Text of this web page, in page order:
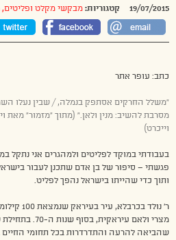
19/07/2015 קטגוריות: מבקשי מקלט ופליטים,
כתב: עופר אתר
“משלל החרקים אסתפק בנמלה, / שבין נעלו
מסרבת להשיב: מנין ולאן.” (מתוך “מזמור” מאת
וייכרט)
בעבודתי במוקד לפליטים ולמהגרים אני נתקל
ותוך כדי שהייתו בישראל נהפך לפליט.
ר’ נולד
שהביאה להרעה והתדרדרות בכל תחומי